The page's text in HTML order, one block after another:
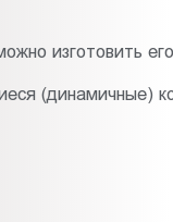
изготовить
(динамичные)